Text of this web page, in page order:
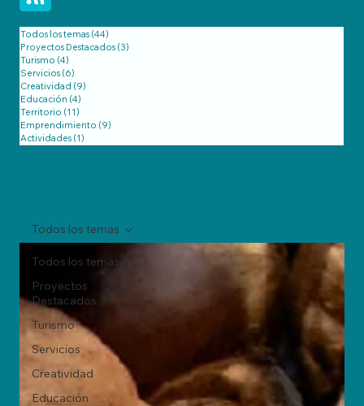
Todos los temas (44)
Proyectos Destacados (3)
Turismo (4)
Servicios (6)
Creatividad (9)
Educación (4)
Territorio (11)
Emprendimiento (9)
Actividades (1)
Todos los temas
Proyectos
Destacados
Turismo
Servicios
Creatividad
Educación
Todos los temas